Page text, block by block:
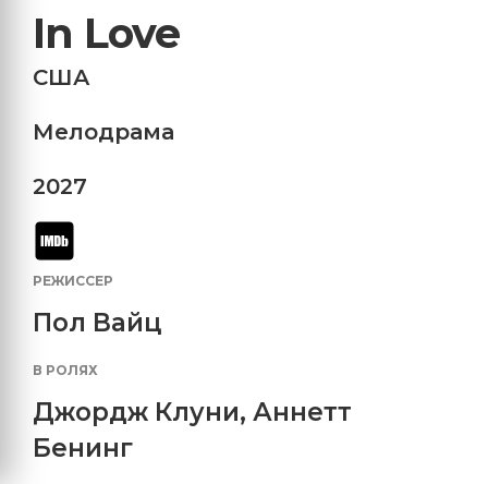
In Love
США
Мелодрама
2027
РЕЖИССЕР
Пол Вайц
В РОЛЯХ
Джордж Клуни, Аннетт
Бенинг